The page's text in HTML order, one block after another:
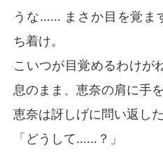
うな…… まさか目を覚
ち着け。
こいつが目覚めるわけが
息のまま、恵奈の肩に手
恵奈は訝しげに問い返した
「どうして……？」